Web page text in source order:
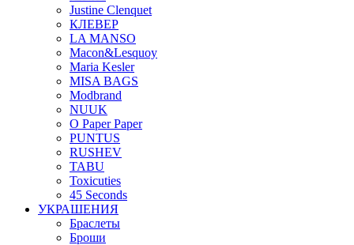
Justine Clenquet
КЛЕВЕР
LA MANSO
Macon&Lesquoy
Maria Kesler
MISA BAGS
Modbrand
NUUK
O Paper Paper
PUNTUS
RUSHEV
TABU
Toxicuties
45 Seconds
УКРАШЕНИЯ
Браслеты
Броши